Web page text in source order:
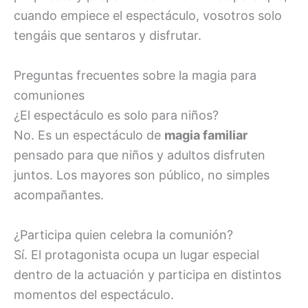
cuando empiece el espectáculo, vosotros solo
tengáis que sentaros y disfrutar.
Preguntas frecuentes sobre la magia para
comuniones
¿El espectáculo es solo para niños?
No. Es un espectáculo de magia familiar
pensado para que niños y adultos disfruten
juntos. Los mayores son público, no simples
acompañantes.
¿Participa quien celebra la comunión?
Sí. El protagonista ocupa un lugar especial
dentro de la actuación y participa en distintos
momentos del espectáculo.